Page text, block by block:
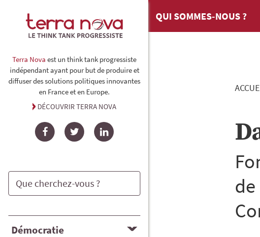
Terra Nova est un think tank progressiste
indépendant ayant pour but de produire et
diffuser des solutions politiques innovantes
en France et en Europe.
DÉCOUVRIR TERRA NOVA
FacebookTwitterLinkedIn
Démocratie
QUI SOMMES-NOUS ?